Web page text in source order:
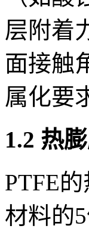
层附着
面接触
属化要
1.2 热
PTFE
材料的